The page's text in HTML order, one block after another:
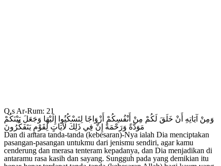
Q.s Ar-Rum: 21
وَمِنْ آيَاتِهِ أَنْ خَلَقَ لَكُمْ مِنْ أَنْفُسِكُمْ أَزْوَاجًا لِتَسْكُنُوا إِلَيْهَا وَجَعَلَ بَيْنَكُمْ
مَوَدَّةً وَرَحْمَةً إِنَّ فِي ذَلِكَ لَآيَاتٍ لِقَوْمٍ يَتَفَكَّرُونَ
Dan di antara tanda-tanda (kebesaran)-Nya ialah Dia menciptakan
pasangan-pasangan untukmu dari jenismu sendiri, agar kamu
cenderung dan merasa tenteram kepadanya, dan Dia menjadikan di
antaramu rasa kasih dan sayang. Sungguh pada yang demikian itu